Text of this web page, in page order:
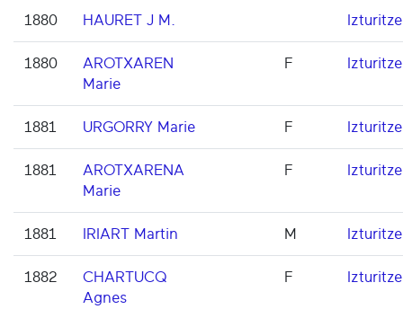
1880 HAURET J M. Izturitze
1880
AROTXAREN
Marie
F Izturitze
1881 URGORRY Marie F Izturitze
1881
AROTXARENA
Marie
F Izturitze
1881 IRIART Martin M Izturitze
1882
CHARTUCQ
Agnes
F Izturitze